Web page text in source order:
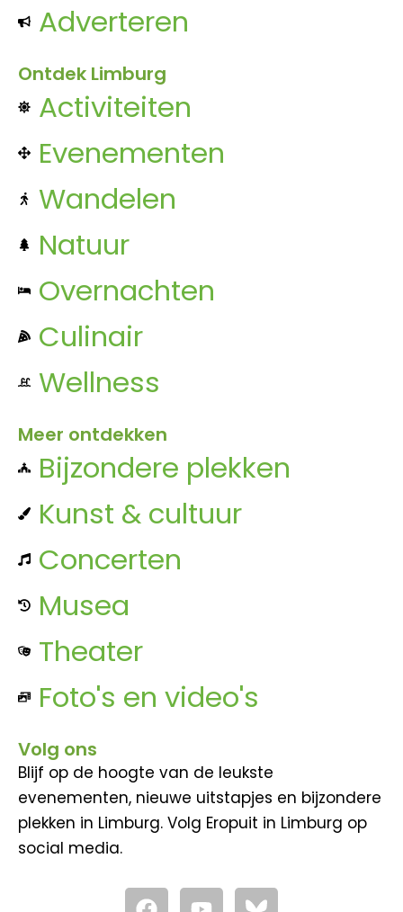
Adverteren
Ontdek Limburg
Activiteiten
Evenementen
Wandelen
Natuur
Overnachten
Culinair
Wellness
Meer ontdekken
Bijzondere plekken
Kunst & cultuur
Concerten
Musea
Theater
Foto's en video's
Volg ons
Blijf op de hoogte van de leukste
evenementen, nieuwe uitstapjes en bijzondere
plekken in Limburg. Volg Eropuit in Limburg op
social media.
F Y